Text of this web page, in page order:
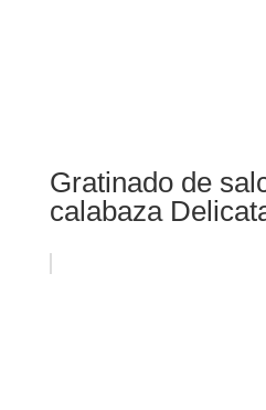
Gratinado de
calabaza